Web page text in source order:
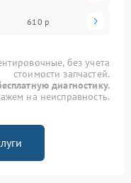
610 р
без учета
стоимости запчастей.
диагностику.
на неисправность.